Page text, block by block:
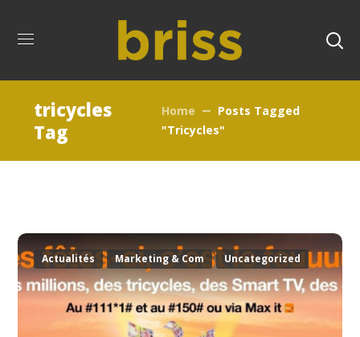
tricycles
Tag
Home
Posts Tagged
"tricycles"
Actualités Marketing & Com Uncategorized